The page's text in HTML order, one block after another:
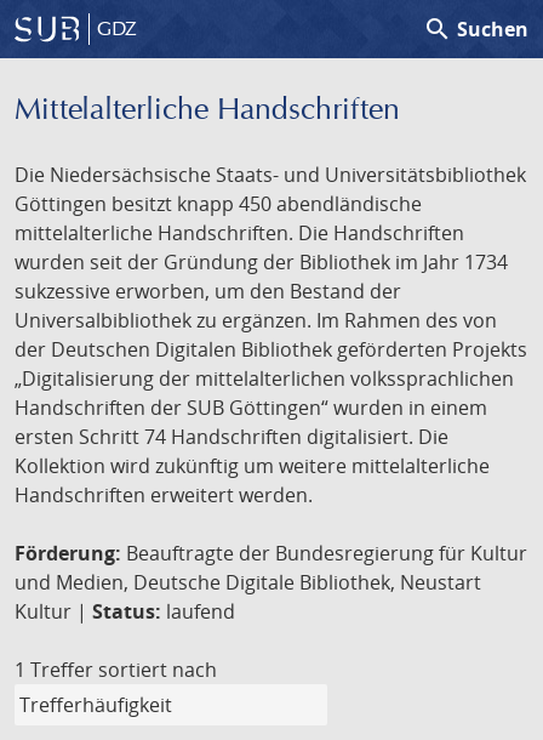
GDZ search Suchen
Mittelalterliche Handschriften
Die Niedersächsische Staats- und Universitätsbibliothek
Göttingen besitzt knapp 450 abendländische
mittelalterliche Handschriften. Die Handschriften
wurden seit der Gründung der Bibliothek im Jahr 1734
sukzessive erworben, um den Bestand der
Universalbibliothek zu ergänzen. Im Rahmen des von
der Deutschen Digitalen Bibliothek geförderten Projekts
„Digitalisierung der mittelalterlichen volkssprachlichen
Handschriften der SUB Göttingen“ wurden in einem
ersten Schritt 74 Handschriften digitalisiert. Die
Kollektion wird zukünftig um weitere mittelalterliche
Handschriften erweitert werden.
Förderung: Beauftragte der Bundesregierung für Kultur
und Medien, Deutsche Digitale Bibliothek, Neustart
Kultur | Status: laufend
1 Treffer sortiert nach